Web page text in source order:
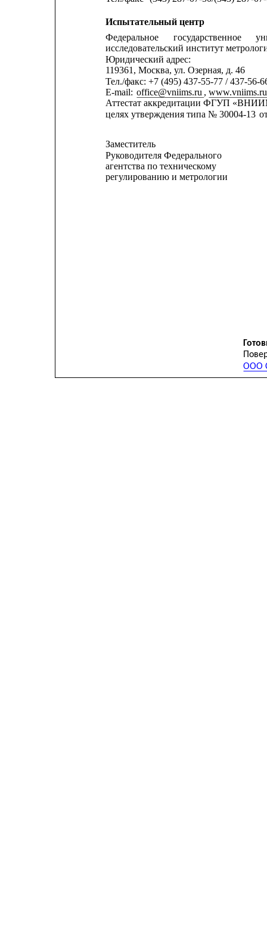
Испытательный центр
Федеральное
государственное
исследовательский институт
Юридический адрес:
119361, Москва, ул. Озерная, д. 46
Тел./факс: +7 (495) 437-55-77 / 437-56-
E-mail: office@vniims.ru , www.vniims.ru
Аттестат аккредитации ФГУП
целях утверждения типа № 30004-13
Заместитель
Руководителя Федерального
агентства по техническому
регулированию и метрологии
ООО